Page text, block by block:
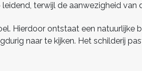
terwijl de aanwezigheid van
Hierdoor ontstaat een natuurlijke
naar te kijken. Het schilderij